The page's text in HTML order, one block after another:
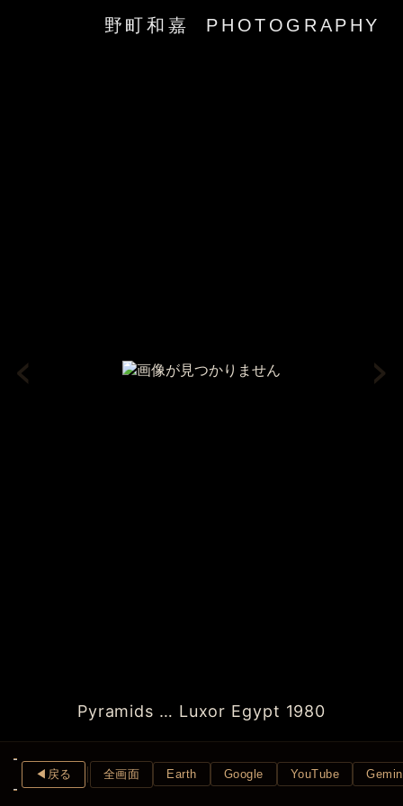
野町和嘉 PHOTOGRAPHY
‹
Pyramids … Luxor Egypt 1980
›
◀︎戻る 全画面 Earth Google YouTube